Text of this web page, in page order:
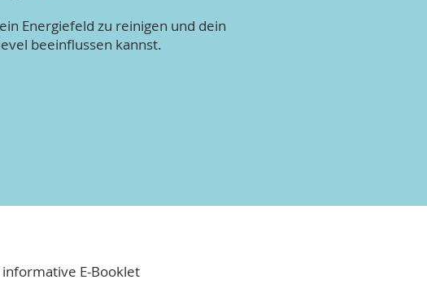
Energiefeld zu reinigen und dein
beeinflussen kannst.
informative E-Booklet